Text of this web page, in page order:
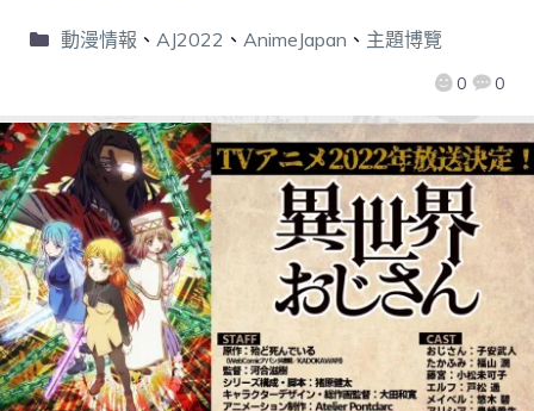
0 0
動漫情報 、 AJ2022 、 AnimeJapan 、 主題博覽